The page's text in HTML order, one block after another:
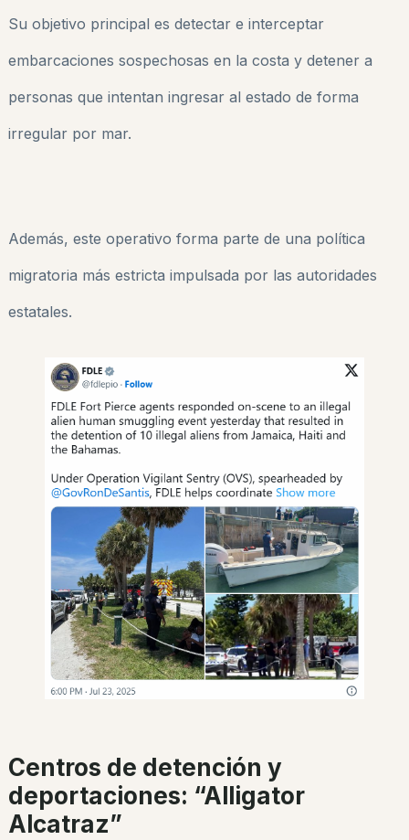
Su objetivo principal es detectar e interceptar
embarcaciones sospechosas en la costa y detener a
personas que intentan ingresar al estado de forma
irregular por mar.
Además, este operativo forma parte de una política
migratoria más estricta impulsada por las autoridades
estatales.
Centros de detención y
deportaciones: “Alligator
Alcatraz”